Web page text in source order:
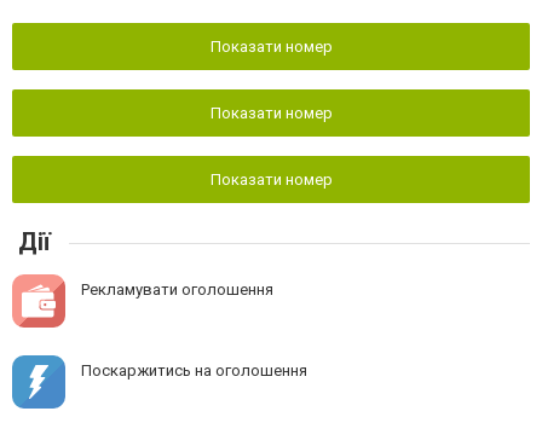
Показати номер
Показати номер
Показати номер
Дії
Рекламувати оголошення
Поскаржитись на оголошення